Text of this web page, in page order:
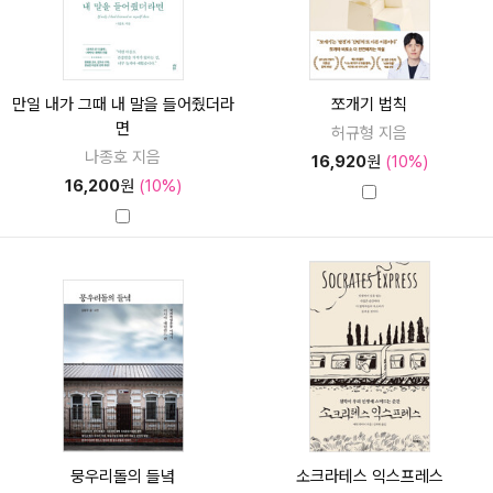
만일 내가 그때 내 말을 들어줬더라
면
나종호 지음
16,200원 (10%)
쪼개기 법칙
허규형 지음
16,920원 (10%)
뭉우리돌의 들녘 소크라테스 익스프레스